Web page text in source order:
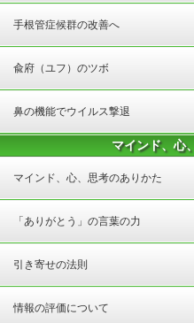
手根管症候群の改善へ
兪府（ユフ）のツボ
鼻の機能でウイルス撃退
マインド、心
マインド、心、思考のありかた
「ありがとう」の言葉の力
引き寄せの法則
情報の評価について